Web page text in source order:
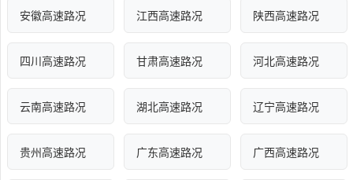
安徽高速路况 江西高速路况 陕西高速路况
四川高速路况 甘肃高速路况 河北高速路况
云南高速路况 湖北高速路况 辽宁高速路况
贵州高速路况 广东高速路况 广西高速路况